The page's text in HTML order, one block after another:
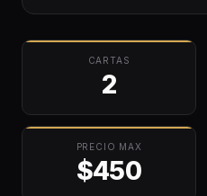
CARTAS
2
PRECIO MAX
$450